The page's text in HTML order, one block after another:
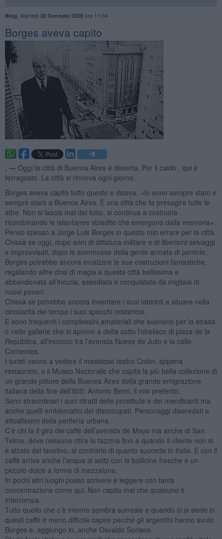
Blog Martedì 28 Gennaio 2020ore 11:04
Borges aveva capito
. — Oggi la città di Buenos Aires è deserta. Per il caldo , qui è
ferragosto. La città si rinnova ogni giorno.
Borges aveva capito tutto questo e diceva: «Io sono sempre stato e
sempre starò a Buenos Aires. È una città che fa presagire tutte le
altre. Non si lascia mai del tutto, si continua a costruirla
ricombinando le istantanee sbiadite che emergono dalla memoria».
Penso spesso a Jorge Luis Borges in questo mio errare per la città.
Chissà se oggi, dopo anni di dittatura militare e di liberismi selvaggi
e improvvisati, dopo le sommosse della gente armata di pentole,
Borges potrebbe ancora innalzare le sue costruzioni fantastiche,
regalando altre dosi di magia a questa città bellissima e
abbandonata all’incuria, assediata e conquistata da migliaia di
nuovi poveri.
Chissà se potrebbe ancora inventare i suoi labirinti e situare nella
circolarità del tempo i suoi specchi misteriosi.
E sono frequenti i complessini amatoriali che suonano per la strada
o nelle gallerie che si aprono a delta sotto l’obelisco di plaza de la
República, all’incrocio tra l’avenida Nueve de Julio e la calle
Corrientes.
I turisti vanno a vedere il maestoso teatro Colón, appena
restaurato, o il Museo Nazionale che ospita la più bella collezione di
un grande pittore della Buenos Aires della grande emigrazione
italiana della fine dell’800: Antonio Berni, il mio preferito.
Sono straordinari i suoi ritratti delle prostitute e dei mendicanti ma
anche quelli emblematici dei disoccupati. Personaggi diseredati e
attualissimi della periferia urbana.
C’è chi fa il giro dei caffè dell’avenida de Mayo ma anche di San
Telmo, dove nessuno ritira la tazzina fino a quando il cliente non si
è alzato dal tavolino, al contrario di quanto succede in Italia. E con il
caffè arriva anche l’acqua al seltz con le bollicine fresche e un
piccolo dolce a forma di mezzaluna.
In pochi altri luoghi posso scrivere e leggere con tanta
concentrazione come qui. Non capita mai che qualcuno ti
interrompa.
Tutto quello che c’è intorno sembra surreale e quando ci si siede in
questi caffè è meno difficile capire perché gli argentini hanno avuto
Borges e, aggiungo io, anche Osvaldo Soriano.